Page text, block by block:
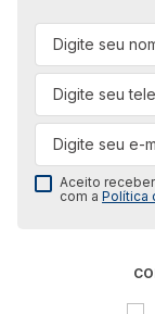
Aceito
com aPolítica